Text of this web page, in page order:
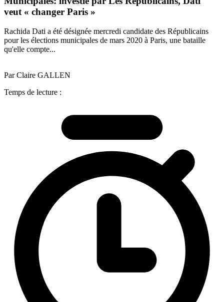
veut « changer Paris »
Rachida Dati a été désignée mercredi candidate des Républicains
pour les élections municipales de mars 2020 à Paris, une bataille
qu'elle compte...
Par Claire GALLEN
Temps de lecture :